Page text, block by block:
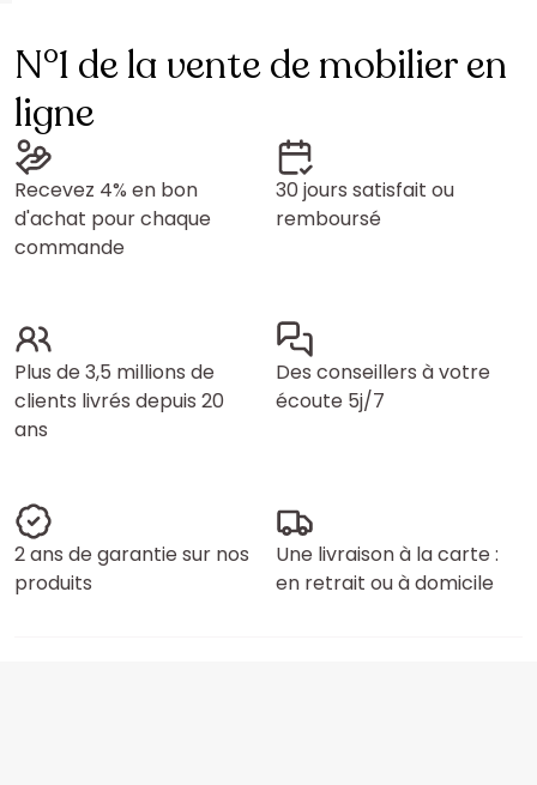
N°1 de la vente de mobilier en
ligne
Recevez 4% en bon
d'achat pour chaque
commande
30 jours satisfait ou
remboursé
Plus de 3,5 millions de
clients livrés depuis 20
ans
Des conseillers à votre
écoute 5j/7
2 ans de garantie sur nos
produits
Une livraison à la carte :
en retrait ou à domicile